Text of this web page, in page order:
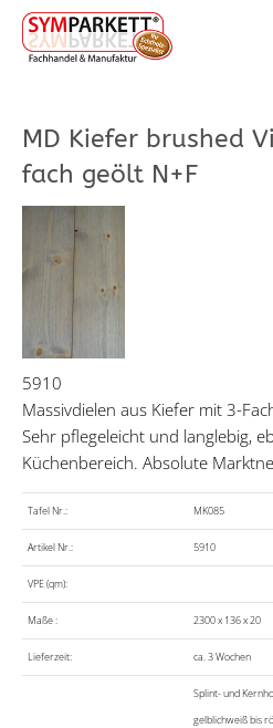
MD Kiefer brushed
fach geölt N+F
5910
Massivdielen aus Kiefer mit 3-
Sehr pflegeleicht und langlebig,
Küchenbereich. Absolute
Tafel Nr.: MK085
Artikel Nr.: 5910
VPE (qm):
Maße : 2300 x 136 x 20
Lieferzeit: ca. 3 Wochen
Splint- und
gelblichweiß bis